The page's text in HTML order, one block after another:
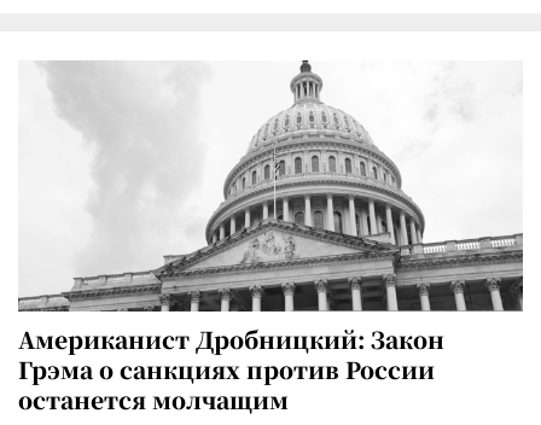
Американист Дробницкий: Закон
Грэма о санкциях против России
останется молчащим